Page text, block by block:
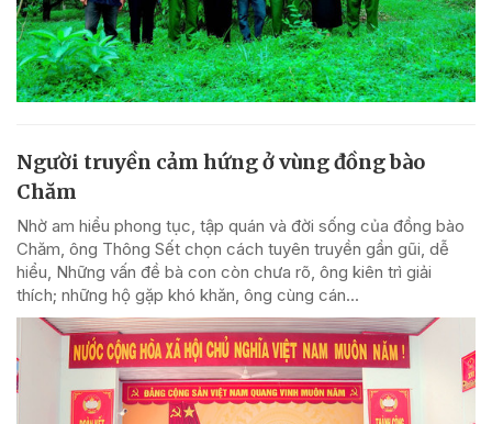
Người truyền cảm hứng ở vùng đồng bào
Chăm
Nhờ am hiểu phong tục, tập quán và đời sống của đồng bào
Chăm, ông Thông Sết chọn cách tuyên truyền gần gũi, dễ
hiểu, Những vấn đề bà con còn chưa rõ, ông kiên trì giải
thích; những hộ gặp khó khăn, ông cùng cán...